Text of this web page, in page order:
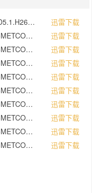
Dickinson.S01E01.1080p.WEB-DL.DD5.1.H264-TOMMY[rartv]
迅雷下载
Dickinson.S01E02.1080p.WEB.H264-METCON[rartv]
迅雷下载
Dickinson.S01E03.1080p.WEB.H264-METCON[rartv]
迅雷下载
Dickinson.S01E04.1080p.WEB.H264-METCON[rartv]
迅雷下载
Dickinson.S01E05.1080p.WEB.H264-METCON[rartv]
迅雷下载
Dickinson.S01E06.1080p.WEB.H264-METCON[rartv]
迅雷下载
Dickinson.S01E07.1080p.WEB.H264-METCON[rartv]
迅雷下载
Dickinson.S01E08.1080p.WEB.H264-METCON[rartv]
迅雷下载
Dickinson.S01E09.1080p.WEB.H264-METCON[rartv]
迅雷下载
Dickinson.S01E10.1080p.WEB.H264-METCON[rartv]
迅雷下载